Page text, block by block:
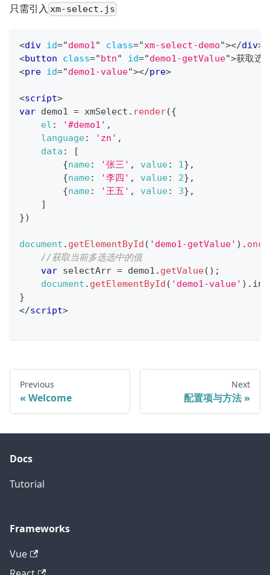
只需引入 xm-select.js
<div id="demo1" class="xm-select-demo"></div>
<button class="btn" id="demo1-getValue">获取选
<pre id="demo1-value"></pre>
<script>
var demo1 = xmSelect . render({
el : '#demo1' ,
language: 'zn' ,
data :
[
{name: '张三' , value: 1} ,
{name: '李四' , value: 2} ,
{name: '王五' , value: 3} ,
]
})
document . getElementById ( 'demo1-getValue' ) .
//获取当前多选选中的值
var selectArr = demo1 . getValue( ) ;
document . getElementById ( 'demo1-value' ) .
}
</script>
Previous
Welcome
Next
配置项与方法
Docs
Tutorial
Frameworks
Vue